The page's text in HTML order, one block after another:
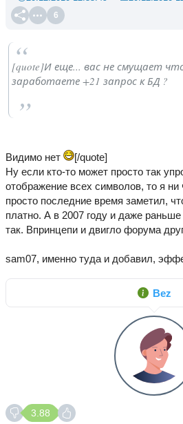
6
[quote]И еще... вас не смущает
заработаете +21 запрос к БД ?
Видимо нет
[/quote]
Ну если кто-то может просто так
отображение всех символов, то я ни
просто последние время заметил,
платно. А в 2007 году и даже
так. Впринцепи и двигло форума
sam07, именно туда и добавил,
Bez
3.88